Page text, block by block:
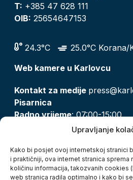
Upravljanje
Kako bi posjet ovoj internetskoj stranici
i praktičniji, ova internet stranica sprema
količinu informacija, takozvanih cookies
web stranica radila optimalno i kako bi
T: +385 47 628 111
OIB: 25654647153
24.3°C
25.0°C Korana/
Web kamere u Karlovcu
Kontakt za medije
Pisarnica
Radno vrijeme: 07:00-15:00
pisarnica@karlovac.hr
Zaštita osobnih podataka